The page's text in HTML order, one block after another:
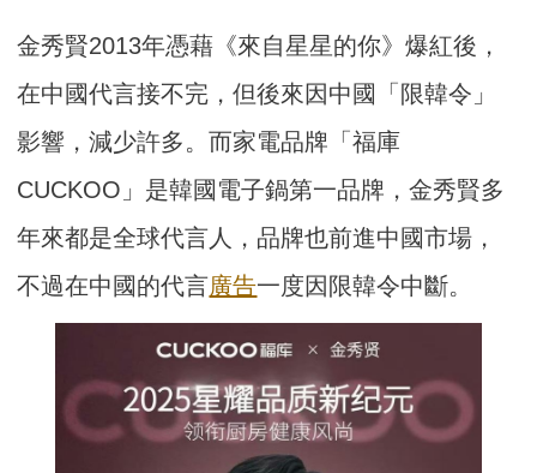
金秀賢2013年憑藉《來自星星的你》爆紅後，
在中國代言接不完，但後來因中國「限韓令」
影響，減少許多。而家電品牌「福庫
CUCKOO」是韓國電子鍋第一品牌，金秀賢多
年來都是全球代言人，品牌也前進中國市場，
不過在中國的代言廣告一度因限韓令中斷。